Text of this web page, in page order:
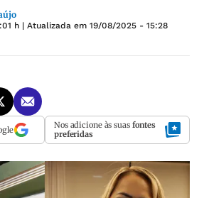
h | Atualizada em 19/08/2025 - 15:28
Nos adicione às suas fontes
preferidas